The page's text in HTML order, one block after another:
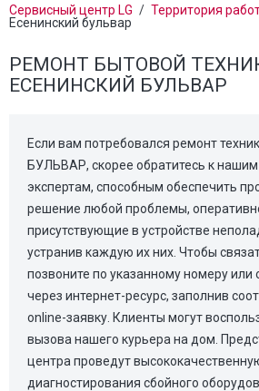
Сервисный центр LG / Территория
Есенинский бульвар
РЕМОНТ БЫТОВОЙ
ЕСЕНИНСКИЙ БУЛЬВАР
Если вам потребовался ремонт
БУЛЬВАР, скорее обратитесь к
экспертам, способным обеспечить
решение любой проблемы,
присутствующие в устройстве
устранив каждую их них. Чтобы
позвоните по указанному номеру или
через интернет-ресурс, заполнив
online-заявку. Клиенты могут
вызова нашего курьера на дом.
центра проведут
диагностирования сбойного